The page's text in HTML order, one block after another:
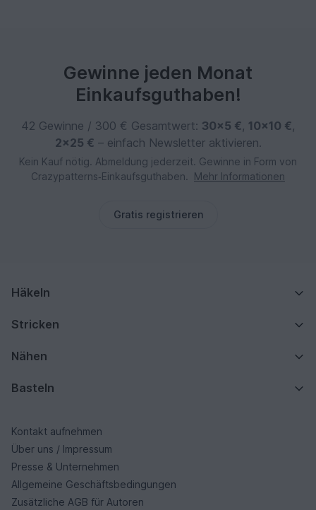
Gewinne jeden Monat
Einkaufsguthaben!
42 Gewinne / 300 € Gesamtwert: 30×5 €, 10×10 €,
2×25 € – einfach Newsletter aktivieren.
Kein Kauf nötig. Abmeldung jederzeit. Gewinne in Form von
Crazypatterns‑Einkaufsguthaben.
Mehr Informationen
Gratis registrieren
Häkeln
Stricken
Nähen
Basteln
Kontakt aufnehmen
Über uns / Impressum
Presse & Unternehmen
Allgemeine Geschäftsbedingungen
Zusätzliche AGB für Autoren